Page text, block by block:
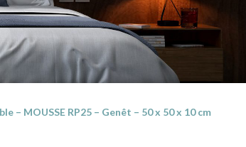
– MOUSSE RP25 – Genêt – 50 x 50 x 10 cm